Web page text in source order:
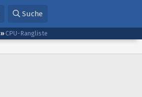
Suche
CPU-Rangliste